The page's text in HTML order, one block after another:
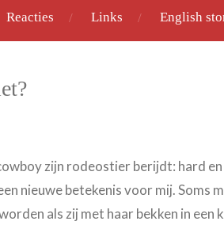
Reacties Links English
zijn rodeostier berijdt: hard
nieuwe betekenis voor mij.
als zij met haar bekken in